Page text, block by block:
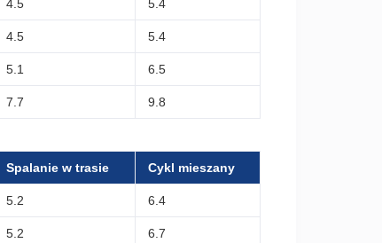
4.5 5.4
4.5 5.4
5.1 6.5
7.7 9.8
Spalanie w trasie Cykl mieszany
5.2 6.4
5.2 6.7